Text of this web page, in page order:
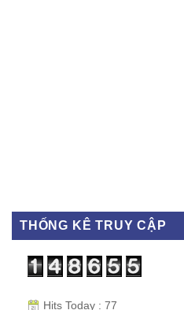
THỐNG KÊ TRUY CẬP
Hits Today : 77